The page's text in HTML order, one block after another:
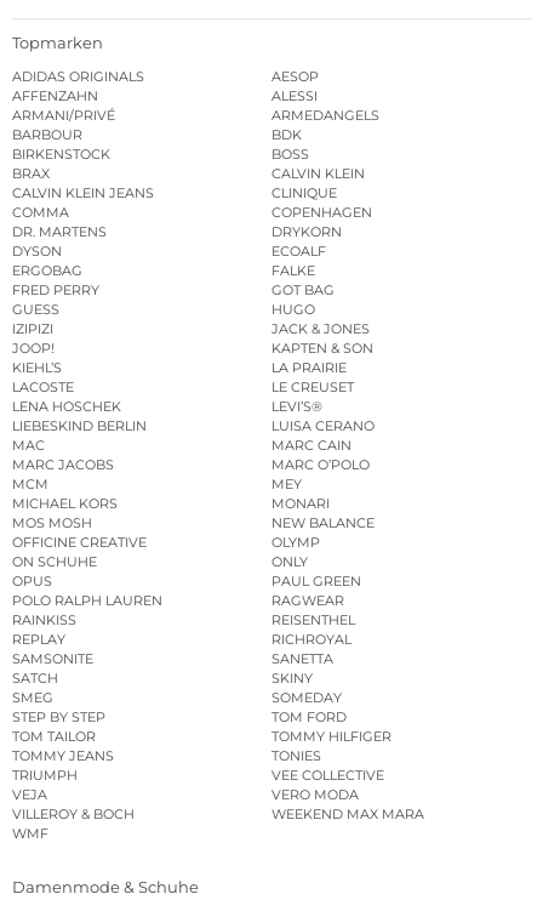
Topmarken
ADIDAS ORIGINALS
AESOP
AFFENZAHN
ALESSI
ARMANI/PRIVÉ
ARMEDANGELS
BARBOUR
BDK
BIRKENSTOCK
BOSS
BRAX
CALVIN KLEIN
CALVIN KLEIN JEANS
CLINIQUE
COMMA
COPENHAGEN
DR. MARTENS
DRYKORN
DYSON
ECOALF
ERGOBAG
FALKE
FRED PERRY
GOT BAG
GUESS
HUGO
IZIPIZI
JACK & JONES
JOOP!
KAPTEN & SON
KIEHL’S
LA PRAIRIE
LACOSTE
LE CREUSET
LENA HOSCHEK
LEVI’S®
LIEBESKIND BERLIN
LUISA CERANO
MAC
MARC CAIN
MARC JACOBS
MARC O’POLO
MCM
MEY
MICHAEL KORS
MONARI
MOS MOSH
NEW BALANCE
OFFICINE CREATIVE
OLYMP
ON SCHUHE
ONLY
OPUS
PAUL GREEN
POLO RALPH LAUREN
RAGWEAR
RAINKISS
REISENTHEL
REPLAY
RICHROYAL
SAMSONITE
SANETTA
SATCH
SKINY
SMEG
SOMEDAY
STEP BY STEP
TOM FORD
TOM TAILOR
TOMMY HILFIGER
TOMMY JEANS
TONIES
TRIUMPH
VEE COLLECTIVE
VEJA
VERO MODA
VILLEROY & BOCH
WEEKEND MAX MARA
WMF
Damenmode & Schuhe